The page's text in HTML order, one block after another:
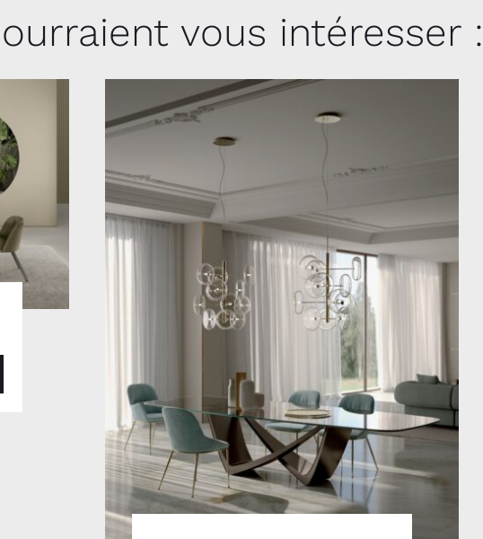
vous intéresser :